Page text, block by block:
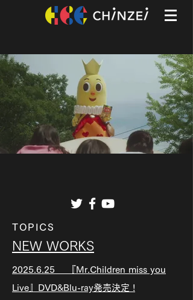
TOPICS
​NEW WORKS
2025.6.25 『Mr.Children miss you
Live』DVD&Blu-ray発売決定 !